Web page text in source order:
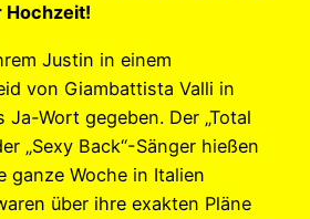
Hochzeit!
Justin in einem
von Giambattista Valli in
Wort gegeben. Der „Total
„Sexy Back“-Sänger hießen
ganze Woche in Italien
über ihre exakten Pläne